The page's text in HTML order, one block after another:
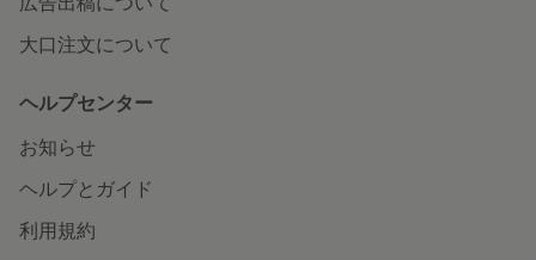
大口注文について
ヘルプセンター
お知らせ
ヘルプとガイド
利用規約